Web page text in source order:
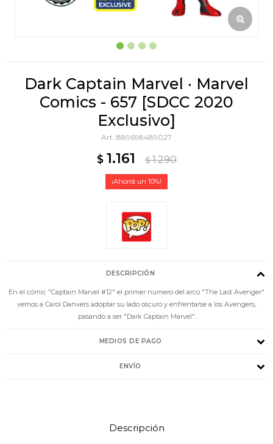
Dark Captain Marvel · Marvel
Comics - 657 [SDCC 2020
Exclusivo]
889698489027
$ 1.161 $ 1.290
10
DESCRIPCIÓN
En el cómic "Captain Marvel #12" el primer numero del arco "The Last Avenger"
vemos a Carol Danvers adoptar su lado oscuro y enfrentarse a los Avengers,
pasando a ser "Dark Captain Marvel".
MEDIOS DE PAGO
ENVÍO
Descripción